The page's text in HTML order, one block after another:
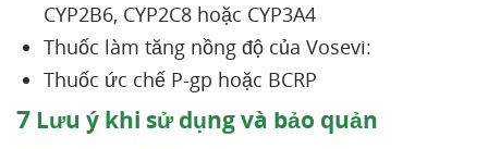
CYP2B6, CYP2C8 hoặc CYP3A4
Thuốc làm tăng nồng độ của Vosevi:
Thuốc ức chế P-gp hoặc BCRP
7 Lưu ý khi sử dụng và bảo quản